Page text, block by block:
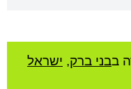
בבני ברק, ישראל